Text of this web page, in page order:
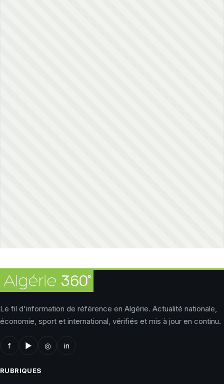
Le fil d'information de référence en Algérie. Actualité nationale,
économie, sport et international, vérifiés et mis à jour en continu.
f ▶ ◎ in
RUBRIQUES